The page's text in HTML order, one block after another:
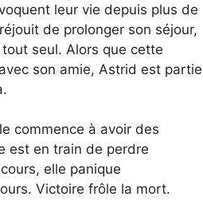
leur vie depuis plus de
de prolonger son séjour,
seul. Alors que cette
son amie, Astrid est partie
commence à avoir des
est en train de perdre
elle panique
Victoire frôle la mort.